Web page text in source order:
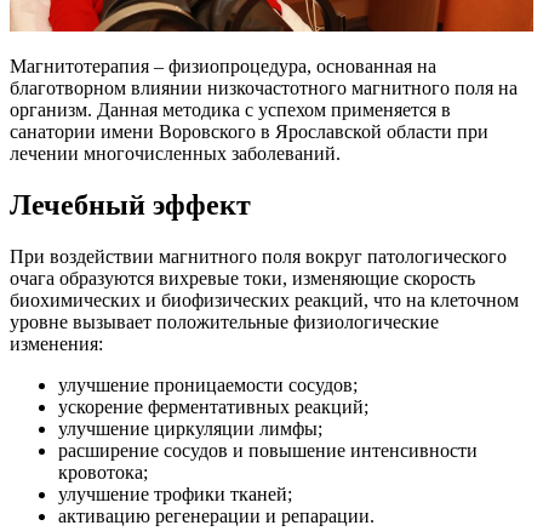
Магнитотерапия – физиопроцедура, основанная на
благотворном влиянии низкочастотного магнитного поля на
организм. Данная методика с успехом применяется в
санатории имени Воровского в Ярославской области при
лечении многочисленных заболеваний.
Лечебный эффект
При воздействии магнитного поля вокруг патологического
очага образуются вихревые токи, изменяющие скорость
биохимических и биофизических реакций, что на клеточном
уровне вызывает положительные физиологические
изменения:
улучшение проницаемости сосудов;
ускорение ферментативных реакций;
улучшение циркуляции лимфы;
расширение сосудов и повышение интенсивности
кровотока;
улучшение трофики тканей;
активацию регенерации и репарации.